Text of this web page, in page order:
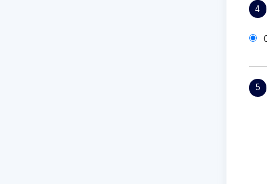
4
5